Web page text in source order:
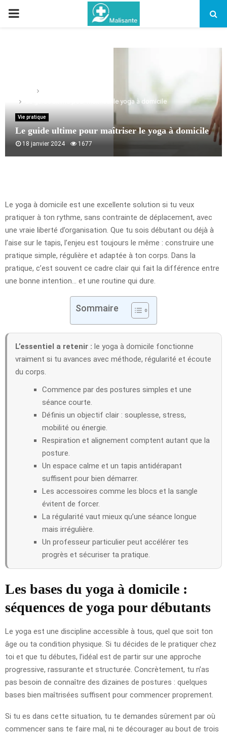
PRIMARY
Le guide ultime pour maîtriser le yoga à domicile
Vie pratique
Le guide ultime pour maîtriser le yoga à domicile
18 janvier 2024 1677
Le yoga à domicile est une excellente solution si tu veux
pratiquer à ton rythme, sans contrainte de déplacement, avec
une vraie liberté d’organisation. Que tu sois débutant ou déjà à
l’aise sur le tapis, l’enjeu est toujours le même : construire une
pratique simple, régulière et adaptée à ton corps. Dans la
pratique, c’est souvent ce cadre clair qui fait la différence entre
une bonne intention… et une routine qui dure.
Sommaire
L’essentiel a retenir : le yoga à domicile fonctionne
vraiment si tu avances avec méthode, régularité et écoute
du corps.
Commence par des postures simples et une
séance courte.
Définis un objectif clair : souplesse, stress,
mobilité ou énergie.
Respiration et alignement comptent autant que la
posture.
Un espace calme et un tapis antidérapant
suffisent pour bien démarrer.
Les accessoires comme les blocs et la sangle
évitent de forcer.
La régularité vaut mieux qu’une séance longue
mais irrégulière.
Un professeur particulier peut accélérer tes
progrès et sécuriser ta pratique.
Les bases du yoga à domicile :
séquences de yoga pour débutants
Le yoga est une discipline accessible à tous, quel que soit ton
âge ou ta condition physique. Si tu décides de le pratiquer chez
toi et que tu débutes, l’idéal est de partir sur une approche
progressive, rassurante et structurée. Concrètement, tu n’as
pas besoin de connaître des dizaines de postures : quelques
bases bien maîtrisées suffisent pour commencer proprement.
Si tu es dans cette situation, tu te demandes sûrement par où
commencer sans te faire mal, ni te décourager au bout de trois